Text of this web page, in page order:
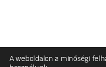
A weboldalon a minőségi